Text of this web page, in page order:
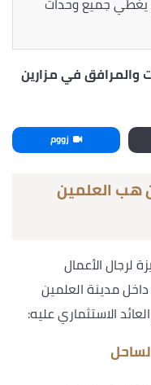
والمرافق في مزارين
زووم
هب العلمين
لرجال الأعمال
داخل مدينة العلمين
الاستثماري عليه: